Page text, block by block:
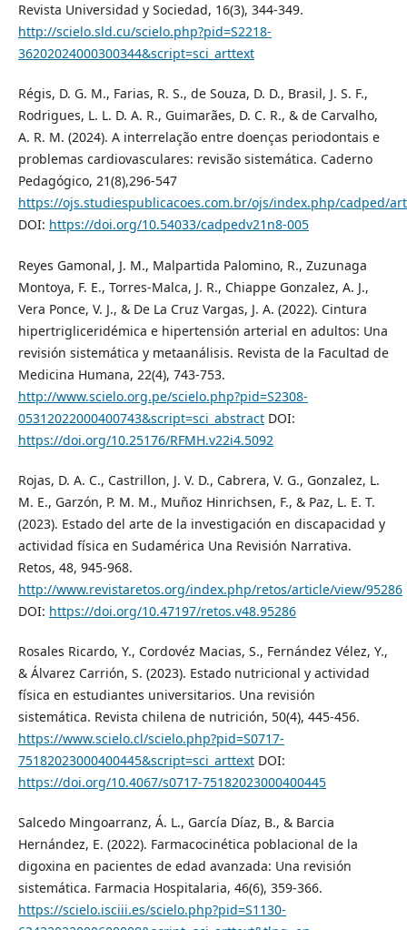
Revista Universidad y Sociedad, 16(3), 344-349.
http://scielo.sld.cu/scielo.php?pid=S2218-
36202024000300344&script=sci_arttext
Régis, D. G. M., Farias, R. S., de Souza, D. D., Brasil, J. S. F.,
Rodrigues, L. L. D. A. R., Guimarães, D. C. R., & de Carvalho,
A. R. M. (2024). A interrelação entre doenças periodontais e
problemas cardiovasculares: revisão sistemática. Caderno
Pedagógico, 21(8),296-547
https://ojs.studiespublicacoes.com.br/ojs/index.php/cadped/
DOI: https://doi.org/10.54033/cadpedv21n8-005
Reyes Gamonal, J. M., Malpartida Palomino, R., Zuzunaga
Montoya, F. E., Torres-Malca, J. R., Chiappe Gonzalez, A. J.,
Vera Ponce, V. J., & De La Cruz Vargas, J. A. (2022). Cintura
hipertrigliceridémica e hipertensión arterial en adultos: Una
revisión sistemática y metaanálisis. Revista de la Facultad de
Medicina Humana, 22(4), 743-753.
http://www.scielo.org.pe/scielo.php?pid=S2308-
05312022000400743&script=sci_abstractDOI:
https://doi.org/10.25176/RFMH.v22i4.5092
Rojas, D. A. C., Castrillon, J. V. D., Cabrera, V. G., Gonzalez, L.
M. E., Garzón, P. M. M., Muñoz Hinrichsen, F., & Paz, L. E. T.
(2023). Estado del arte de la investigación en discapacidad y
actividad física en Sudamérica Una Revisión Narrativa.
Retos, 48, 945-968.
http://www.revistaretos.org/index.php/retos/article/view/95286
DOI: https://doi.org/10.47197/retos.v48.95286
Rosales Ricardo, Y., Cordovéz Macias, S., Fernández Vélez, Y.,
& Álvarez Carrión, S. (2023). Estado nutricional y actividad
física en estudiantes universitarios. Una revisión
sistemática. Revista chilena de nutrición, 50(4), 445-456.
https://www.scielo.cl/scielo.php?pid=S0717-
75182023000400445&script=sci_arttextDOI:
https://doi.org/10.4067/s0717-75182023000400445
Salcedo Mingoarranz, Á. L., García Díaz, B., & Barcia
Hernández, E. (2022). Farmacocinética poblacional de la
digoxina en pacientes de edad avanzada: Una revisión
sistemática. Farmacia Hospitalaria, 46(6), 359-366.
https://scielo.isciii.es/scielo.php?pid=S1130-